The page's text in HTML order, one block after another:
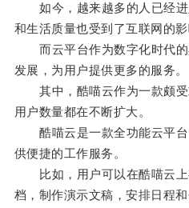
如今，越来越多的人已经进
和生活质量也受到了互联网的影
而云平台作为数字化时代的
发展，为用户提供更多的服务。
其中，酷喵云作为一款颇受
用户数量都在不断扩大。
酷喵云是一款全功能云平台
供便捷的工作服务。
比如，用户可以在酷喵云上
档，制作演示文稿，安排日程和